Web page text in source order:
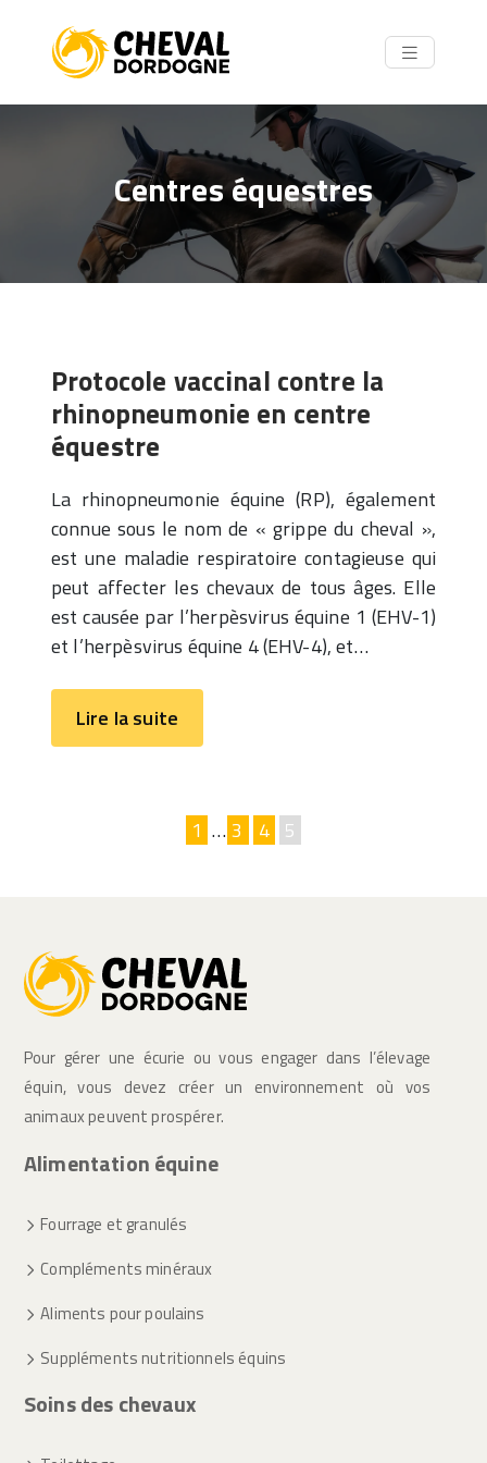
Centres équestres
Protocole vaccinal contre la
rhinopneumonie en centre
équestre
La rhinopneumonie équine (RP), également
connue sous le nom de « grippe du cheval »,
est une maladie respiratoire contagieuse qui
peut affecter les chevaux de tous âges. Elle
est causée par l’herpèsvirus équine 1 (EHV-1)
et l’herpèsvirus équine 4 (EHV-4), et…
Lire la suite
1 … 3 4 5
Pour gérer une écurie ou vous engager dans l’élevage
équin, vous devez créer un environnement où vos
animaux peuvent prospérer.
Alimentation équine
Fourrage et granulés
Compléments minéraux
Aliments pour poulains
Suppléments nutritionnels équins
Soins des chevaux